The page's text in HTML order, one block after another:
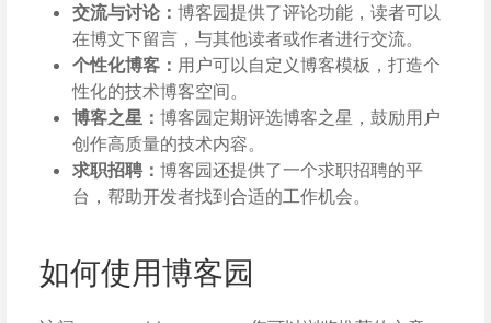
交流与讨论： 博客园提供了评论功能，读者可以
在博文下留言，与其他读者或作者进行交流。
个性化博客： 用户可以自定义博客模板，打造个
性化的技术博客空间。
博客之星： 博客园定期评选博客之星，鼓励用户
创作高质量的技术内容。
求职招聘： 博客园还提供了一个求职招聘的平
台，帮助开发者找到合适的工作机会。
如何使用博客园